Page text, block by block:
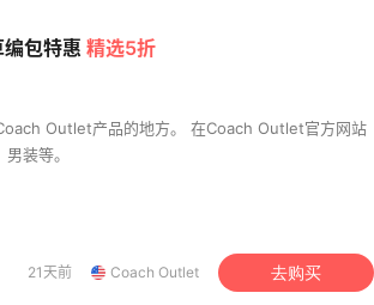
包特惠 精选5折
Outlet产品的地方。 在Coach Outlet官方网站
装等。
21天前 Coach Outlet 去购买
海淘返利